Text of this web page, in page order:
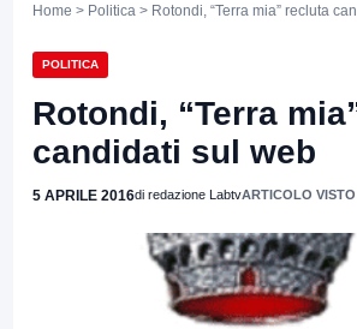
Home > Politica > Rotondi, “Terra mia” recluta
POLITICA
Rotondi, “Terra
candidati sul web
5 APRILE 2016di redazione LabtvARTICOLO